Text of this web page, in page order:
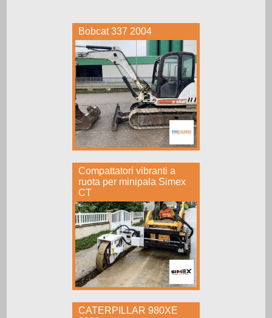
Bobcat 337 2004
Compattatori vibranti a
ruota per minipala Simex
CT
CATERPILLAR 980XE